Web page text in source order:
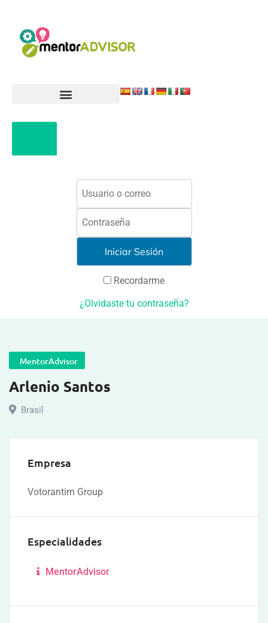
Recordarme
¿Olvidaste tu contraseña?
MentorAdvisor
Arlenio Santos
Brasil
Empresa
Votorantim Group
Especialidades
MentorAdvisor